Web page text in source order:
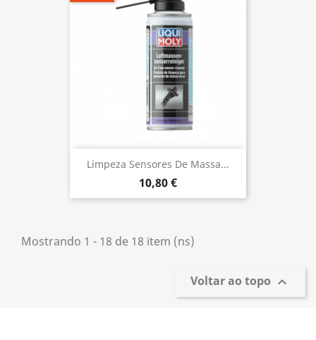
Limpeza Sensores De Massa...
10,80 €
Mostrando 1 - 18 de 18 item (ns)
Voltar ao topo 